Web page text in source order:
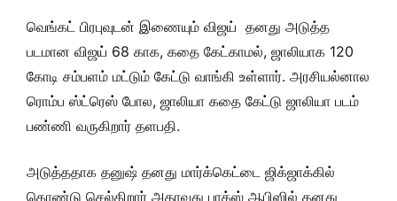
வெங்கட் பிரபுவுடன் இணையும் விஜய் தனது அடுத்த
படமான விஜய் 68 காக, கதை கேட்காமல், ஜாலியாக 120
கோடி சம்பளம் மட்டும் கேட்டு வாங்கி உள்ளார். அரசியல்னால
ரொம்ப ஸ்ட்ரெஸ் போல, ஜாலியா கதை கேட்டு ஜாலியா படம்
பண்ணி வருகிறார் தளபதி.
அடுத்ததாக தனுஷ் தனது மார்க்கெட்டை ஜிக்ஜாக்கில்
கொண்டு செல்கிறார் அதாவது பாக்ஸ் ஆபிஸில் தனது